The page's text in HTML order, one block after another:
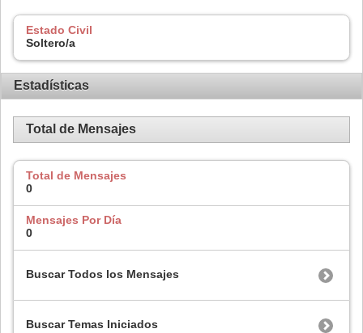
Estado Civil
Soltero/a
Estadísticas
Total de Mensajes
Total de Mensajes
0
Mensajes Por Día
0
Buscar Todos los Mensajes
Buscar Temas Iniciados